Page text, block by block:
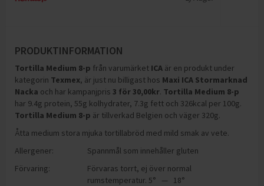
PRODUKTINFORMATION
Tortilla Medium 8-p från varumärket ICA är en produkt under
kategorin Texmex, är just nu billigast hos Maxi ICA Stormarknad
Nacka och har kampanjpris 3 för30,00kr. Tortilla Medium 8-p
har 9.4g protein, 55g kolhydrater, 7.3g fett och 326kcal per 100g.
Tortilla Medium 8-p är tillverkad Belgien och väger 320g.
Åtta medium stora mjuka tortillabröd med mild smak av vete.
Allergener:
Spannmål som innehåller gluten
Förvaring:
Förvaras torrt, ej över normal
rumstemperatur. 5° — 18°